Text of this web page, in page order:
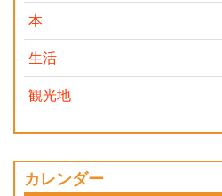
本
生活
観光地
カレンダー